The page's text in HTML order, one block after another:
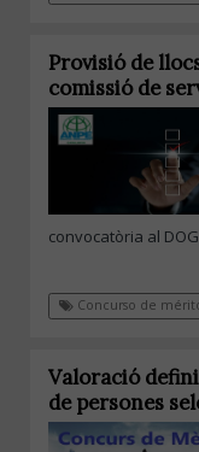
Provisió de
comissió de
convocatòria al
Concurso de
Valoració
de persones